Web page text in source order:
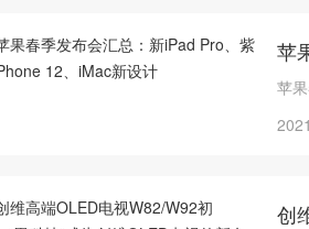
苹
苹
创